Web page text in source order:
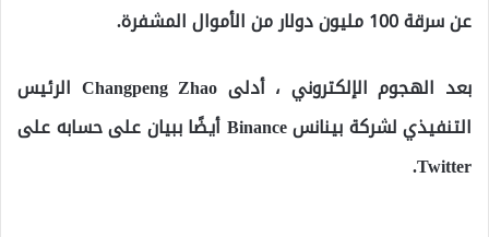
عن سرقة 100 مليون دولار من الأموال المشفرة.
بعد الهجوم الإلكتروني ، أدلى Changpeng Zhao الرئيس
التنفيذي لشركة بينانس Binance أيضًا ببيان على حسابه على
Twitter.